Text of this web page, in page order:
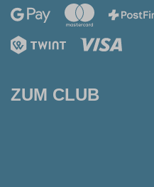
ZUM CLUB